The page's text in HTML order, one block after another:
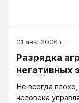
01 янв. 2006 г.
Разрядка
негативных
Не всегда
человека